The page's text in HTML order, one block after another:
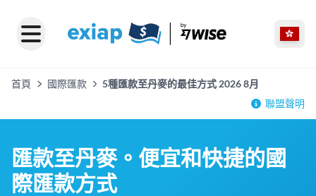
首頁 國際匯款
5種匯款至丹麥的最佳方式 2026 8月
聯盟聲明
匯款至丹麥。便宜和快捷的國
際匯款方式